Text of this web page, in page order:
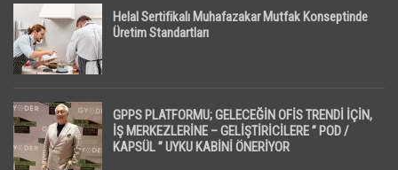
Helal Sertifikalı Muhafazakar Mutfak Konseptinde
Üretim Standartları
GPPS PLATFORMU; GELECEĞİN OFİS TRENDİ İÇİN,
İŞ MERKEZLERİNE – GELİŞTİRİCİLERE ” POD /
KAPSÜL ” UYKU KABİNİ ÖNERİYOR